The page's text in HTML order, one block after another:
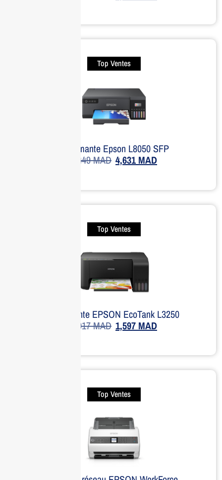
Top Ventes
Imprimante Epson L8050 SFP
5,449MAD 4,631MAD
Top Ventes
Imprimante EPSON EcoTank L3250
2,917MAD 1,597 MAD
Top Ventes